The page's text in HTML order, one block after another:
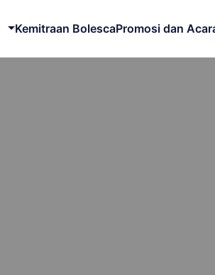
Kemitraan BolescaPromosi dan